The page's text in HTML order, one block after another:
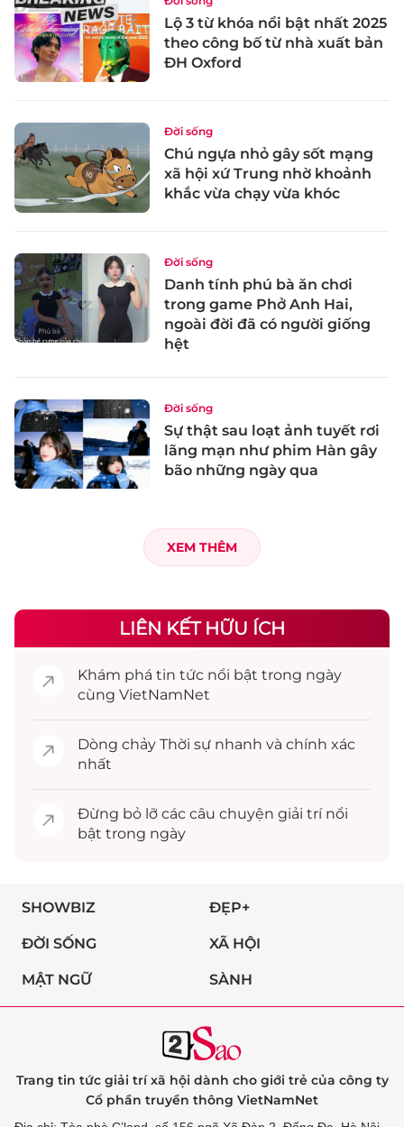
Lộ 3 từ khóa nổi bật nhất 2025
theo công bố từ nhà xuất bản
ĐH Oxford
Đời sống
Chú ngựa nhỏ gây sốt mạng
xã hội xứ Trung nhờ khoảnh
khắc vừa chạy vừa khóc
Đời sống
Danh tính phú bà ăn chơi
trong game Phở Anh Hai,
ngoài đời đã có người giống
hệt
Đời sống
Sự thật sau loạt ảnh tuyết rơi
lãng mạn như phim Hàn gây
bão những ngày qua
XEM THÊM
LIÊN KẾT HỮU ÍCH
Khám phá tin tức nổi bật trong ngày
cùng VietNamNet
Dòng chảy Thời sự nhanh và chính xác
nhất
Đừng bỏ lỡ các câu chuyện giải trínổi
bật trong ngày
SHOWBIZ ĐẸP+
ĐỜI SỐNG XÃ HỘI
MẬT NGỮ SÀNH
Trang tin tức giải trí xã hội dành cho giới trẻ của công ty
Cổ phần truyền thông VietNamNet